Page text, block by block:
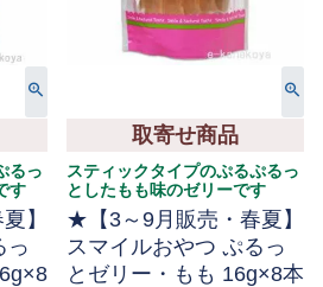
るっ
す
】
っ
取寄せ商品
スティックタイプのぷるぷるっ
としたもも味のゼリーです
★【3～9月販売・春夏】
スマイルおやつ ぷるっ
とゼリー・もも 16g×8本